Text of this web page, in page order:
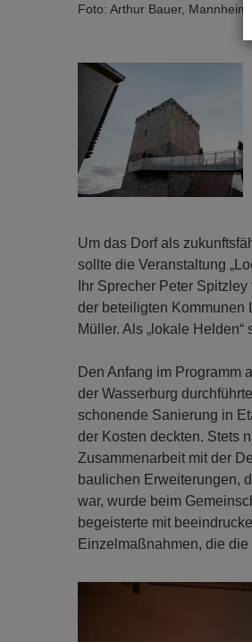
Foto: Arthur Bauer, Mannheim
Um das Dorf als
sollte die Veranstaltung
Ihr Sprecher Peter
der beteiligten Kommunen
Müller. Als „lokale
Den Anfang im Programm
der Wasserburg
schonende Sanierung in
der Kosten deckten. Stets
Zusammenarbeit mit der
baulichen Erweiterungen,
war, wurde beim
begeisterte mit
Einzelmaßnahmen, die
Previous